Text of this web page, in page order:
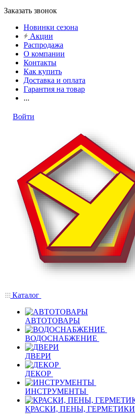
Заказать звонок
Новинки сезона
Акции
Распродажа
О компании
Контакты
Как купить
Доставка и оплата
Гарантия на товар
...
Войти
Каталог
АВТОТОВАРЫ
ВОДОСНАБЖЕНИЕ
ДВЕРИ
ДЕКОР
ИНСТРУМЕНТЫ
КРАСКИ, ПЕНЫ, ГЕРМЕТИКИ